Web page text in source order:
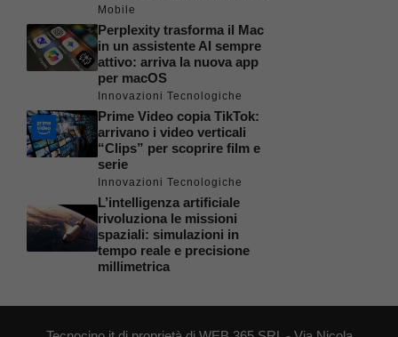
Mobile
Perplexity trasforma il Mac
in un assistente AI sempre
attivo: arriva la nuova app
per macOS
Innovazioni Tecnologiche
Prime Video copia TikTok:
arrivano i video verticali
“Clips” per scoprire film e
serie
Innovazioni Tecnologiche
L’intelligenza artificiale
rivoluziona le missioni
spaziali: simulazioni in
tempo reale e precisione
millimetrica